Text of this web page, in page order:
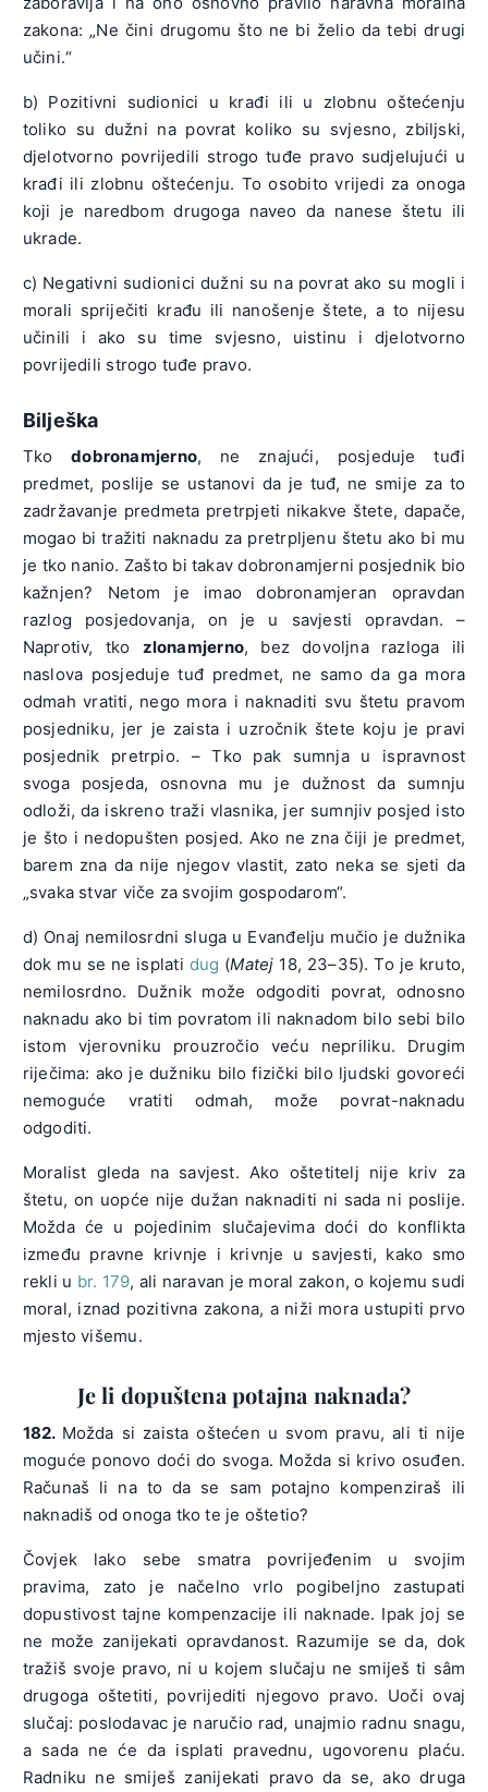
zakona: „Ne čini drugomu što ne bi želio da tebi drugi
učini.“
b) Pozitivni sudionici u krađi ili u zlobnu oštećenju
toliko su dužni na povrat koliko su svjesno, zbiljski,
djelotvorno povrijedili strogo tuđe pravo sudjelujući u
krađi ili zlobnu oštećenju. To osobito vrijedi za onoga
koji je naredbom drugoga naveo da nanese štetu ili
ukrade.
c) Negativni sudionici dužni su na povrat ako su mogli i
morali spriječiti krađu ili nanošenje štete, a to nijesu
učinili i ako su time svjesno, uistinu i djelotvorno
povrijedili strogo tuđe pravo.
Bilješka
Tkodobronamjerno, ne znajući, posjeduje tuđi
predmet, poslije se ustanovi da je tuđ, ne smije za to
zadržavanje predmeta pretrpjeti nikakve štete, dapače,
mogao bi tražiti naknadu za pretrpljenu štetu ako bi mu
je tko nanio. Zašto bi takav dobronamjerni posjednik bio
kažnjen? Netom je imao dobronamjeran opravdan
razlog posjedovanja, on je u savjesti opravdan. –
Naprotiv, tko zlonamjerno, bez dovoljna razloga ili
naslova posjeduje tuđ predmet, ne samo da ga mora
odmah vratiti, nego mora i naknaditi svu štetu pravom
posjedniku, jer je zaista i uzročnik štete koju je pravi
posjednik pretrpio. – Tko pak sumnja u ispravnost
svoga posjeda, osnovna mu je dužnost da sumnju
odloži, da iskreno traži vlasnika, jer sumnjiv posjed isto
je što i nedopušten posjed. Ako ne zna čiji je predmet,
barem zna da nije njegov vlastit, zato neka se sjeti da
„svaka stvar viče za svojim gospodarom“.
d) Onaj nemilosrdni sluga u Evanđelju mučio je dužnika
dok mu se ne isplati dug (Matej 18, 23–35). To je kruto,
nemilosrdno. Dužnik može odgoditi povrat, odnosno
naknadu ako bi tim povratom ili naknadom bilo sebi bilo
istom vjerovniku prouzročio veću nepriliku. Drugim
riječima: ako je dužniku bilo fizički bilo ljudski govoreći
nemoguće vratiti odmah, može povrat-naknadu
odgoditi.
Moralist gleda na savjest. Ako oštetitelj nije kriv za
štetu, on uopće nije dužan naknaditi ni sada ni poslije.
Možda će u pojedinim slučajevima doći do konflikta
između pravne krivnje i krivnje u savjesti, kako smo
rekli u br. 179, ali naravan je moral zakon, o kojemu sudi
moral, iznad pozitivna zakona, a niži mora ustupiti prvo
mjesto višemu.
Je li dopuštena potajna naknada?
182. Možda si zaista oštećen u svom pravu, ali ti nije
moguće ponovo doći do svoga. Možda si krivo osuđen.
Računaš li na to da se sam potajno kompenziraš ili
naknadiš od onoga tko te je oštetio?
Čovjek lako sebe smatra povrijeđenim u svojim
pravima, zato je načelno vrlo pogibeljno zastupati
dopustivost tajne kompenzacije ili naknade. Ipak joj se
ne može zanijekati opravdanost. Razumije se da, dok
tražiš svoje pravo, ni u kojem slučaju ne smiješ ti sâm
drugoga oštetiti, povrijediti njegovo pravo. Uoči ovaj
slučaj: poslodavac je naručio rad, unajmio radnu snagu,
a sada ne će da isplati pravednu, ugovorenu plaću.
Radniku ne smiješ zanijekati pravo da se, ako druga